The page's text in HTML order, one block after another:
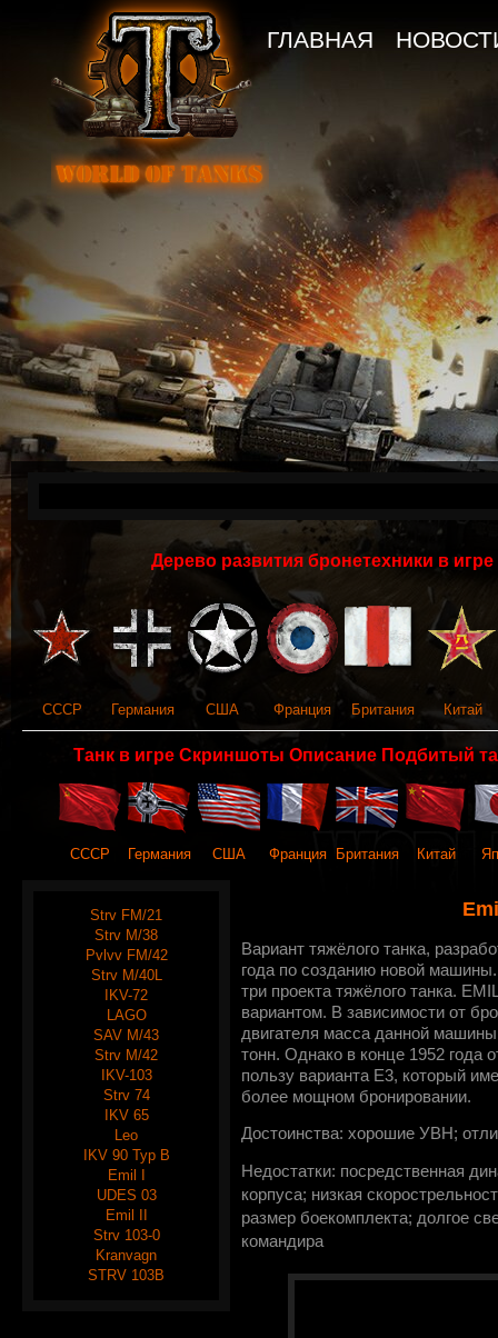
ГЛАВНАЯ
Дерево развития бронетехники в
СССР Германия США Франция Британия Китай
Танк в игре Скриншоты Описание Подбитый
СССР Германия США Франция Британия Китай
Strv FM/21
Strv M/38
Pvlvv FM/42
Strv M/40L
IKV-72
LAGO
SAV M/43
Strv M/42
IKV-103
Strv 74
IKV 65
Leo
IKV 90 Typ B
Emil I
UDES 03
Emil II
Strv 103-0
Kranvagn
STRV 103B
Вариант тяжёлого танка,
года по созданию новой
три проекта тяжёлого танка.
вариантом. В зависимости от
двигателя масса данной
тонн. Однако в конце 1952 года
пользу варианта Е3, который
более мощном бронировании.
Достоинства: хорошие УВН;
Недостатки: посредственная
корпуса; низкая
размер боекомплекта; долгое
командира